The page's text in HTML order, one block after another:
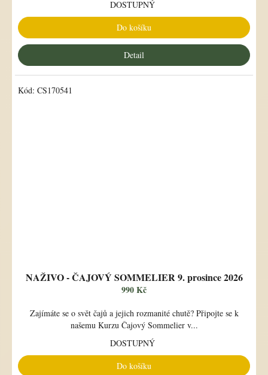
DOSTUPNÝ
Do košíku
Detail
NAŽIVO - ČAJOVÝ SOMMELIER 9. prosince 2026
990 Kč
Zajímáte se o svět čajů a jejich rozmanité chutě? Připojte se k
našemu Kurzu Čajový Sommelier v...
DOSTUPNÝ
Do košíku
Kód: CS170541